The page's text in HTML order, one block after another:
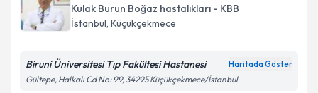
E-posta Adresiniz
Kişisel verilerimin işlenmesine ilişkinAydınlatma
Kulak Burun Boğaz hastalıkları - KBB
İstanbul, Küçükçekmece
Biruni Üniversitesi Tıp Fakültesi Hastanesi Haritada Göster
Gültepe, Halkalı Cd No: 99, 34295 Küçükçekmece/İstanbul